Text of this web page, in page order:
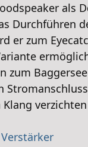
als
Durchführen
er zum
zum